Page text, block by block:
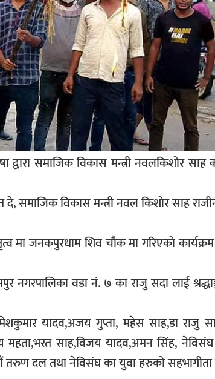
समाजिक विकास मन्त्री नवलकिशोर साह
विकास मन्त्री नवल किशोर साह
मा जनकपुरधाम शिव चौक मा गरिएको
वडा नं. ७ का राजु सदा लाई
यादव,अजय गुप्ता, महेस साह,डा राजु
महता,भरत साह,विजय यादव,अमन सिंह,
दल तथा नेविसंघ का युवा हरुको सहभागीता